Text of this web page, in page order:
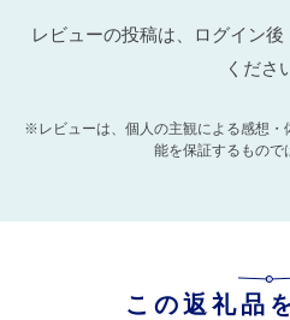
レビューの投稿は、ログイン後
くださ
※レビューは、個人の主観による感想・
能を保証するもので
この返礼品